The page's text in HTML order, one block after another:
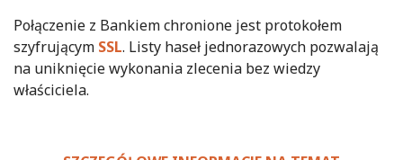
Połączenie z Bankiem chronione jest protokołem
szyfrującym SSL. Listy haseł jednorazowych pozwalają
na uniknięcie wykonania zlecenia bez wiedzy
właściciela.